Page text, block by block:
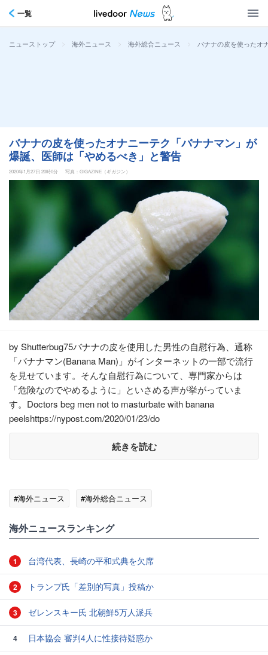
一覧
ニューストップ > 海外ニュース > 海外総合ニュース > バナナの皮を使ったオ
バナナの皮を使ったオナニーテク「バナナマン」が
爆誕、医師は「やめるべき」と警告
2020年1月27日 20時0分 写真：GIGAZINE（ギガジン）
by Shutterbug75バナナの皮を使用した男性の自慰行為、通称
「バナナマン(Banana Man)」がインターネットの一部で流行
を見せています。そんな自慰行為について、専門家からは
「危険なのでやめるように」といさめる声が挙がっていま
す。Doctors beg men not to masturbate with banana
peelshttps://nypost.com/2020/01/23/do
続きを読む
#海外ニュース #海外総合ニュース
海外ニュースランキング
1 台湾代表、長崎の平和式典を欠席
2 トランプ氏「差別的写真」投稿か
3 ゼレンスキー氏 北朝鮮5万人派兵
4 日本協会 審判4人に性接待疑惑か